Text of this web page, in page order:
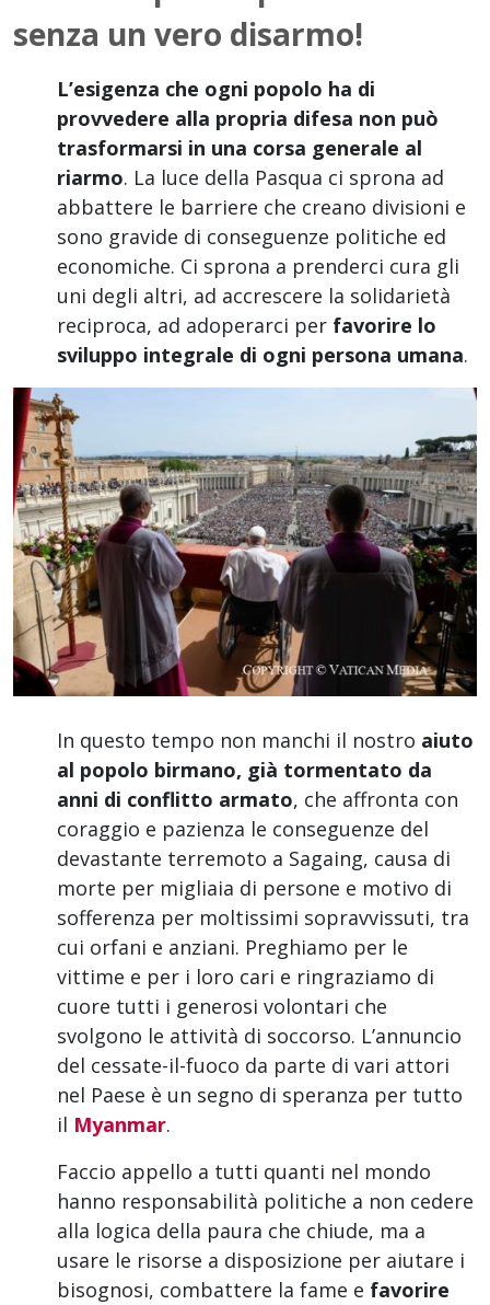
senza un vero disarmo!
L’esigenza che ogni popolo ha di
provvedere alla propria difesa non può
trasformarsi in una corsa generale al
riarmo. La luce della Pasqua ci sprona ad
abbattere le barriere che creano divisioni e
sono gravide di conseguenze politiche ed
economiche. Ci sprona a prenderci cura gli
uni degli altri, ad accrescere la solidarietà
reciproca, ad adoperarci per favorire lo
sviluppo integrale di ogni persona umana.
In questo tempo non manchi il nostro aiuto
al popolo birmano, già tormentato da
anni di conflitto armato, che affronta con
coraggio e pazienza le conseguenze del
devastante terremoto a Sagaing, causa di
morte per migliaia di persone e motivo di
sofferenza per moltissimi sopravvissuti, tra
cui orfani e anziani. Preghiamo per le
vittime e per i loro cari e ringraziamo di
cuore tutti i generosi volontari che
svolgono le attività di soccorso. L’annuncio
del cessate-il-fuoco da parte di vari attori
nel Paese è un segno di speranza per tutto
il Myanmar.
Faccio appello a tutti quanti nel mondo
hanno responsabilità politiche a non cedere
alla logica della paura che chiude, ma a
usare le risorse a disposizione per aiutare i
bisognosi, combattere la fame e favorire